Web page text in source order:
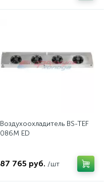
Воздухоохладитель BS-TEF
086M ED
87 765 руб. /шт